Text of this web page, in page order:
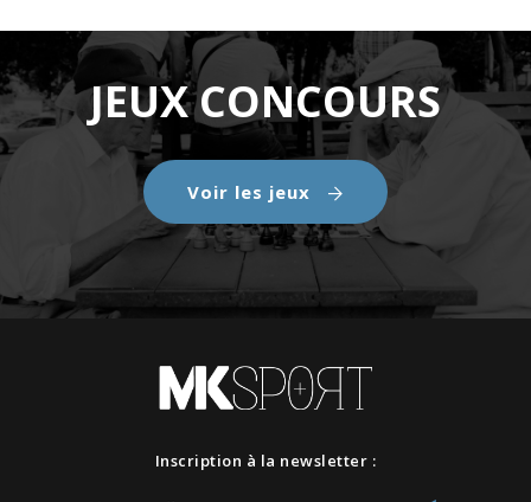
JEUX CONCOURS
Voir les jeux
Inscription à la newsletter :